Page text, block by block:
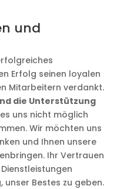
und
Erfolg seinen loyalen
Mitarbeitern verdankt.
die Unterstützung
uns nicht möglich
Wir möchten uns
und Ihnen unsere
Ihr Vertrauen
unser Bestes zu geben.